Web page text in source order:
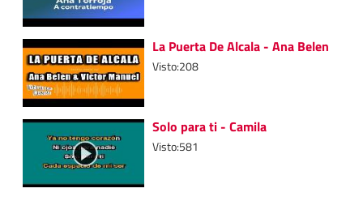
La Puerta De Alcala - Ana Belen
Visto:208
Solo para ti - Camila
Visto:581